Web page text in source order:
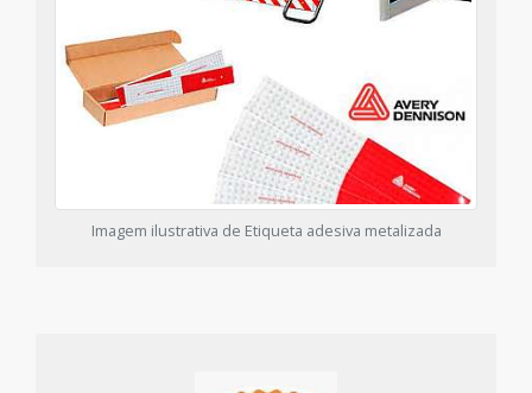
Imagem ilustrativa de Etiqueta adesiva metalizada